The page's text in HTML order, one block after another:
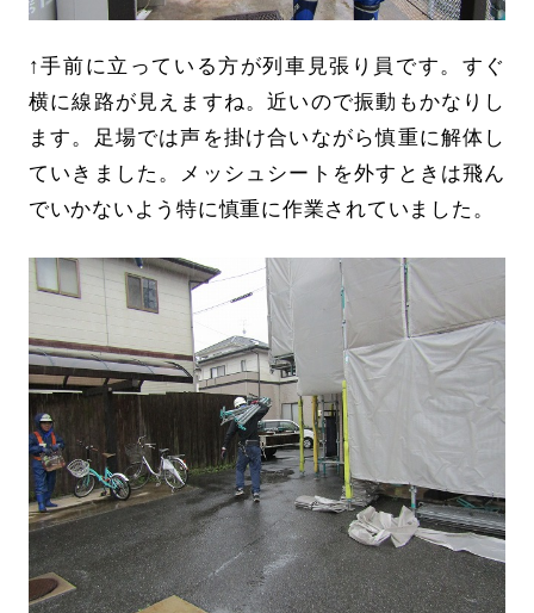
↑手前に立っている方が列車見張り員です。すぐ
横に線路が見えますね。近いので振動もかなりし
ます。足場では声を掛け合いながら慎重に解体し
ていきました。メッシュシートを外すときは飛ん
でいかないよう特に慎重に作業されていました。